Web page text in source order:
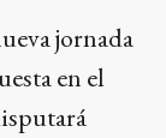
jornada
en el